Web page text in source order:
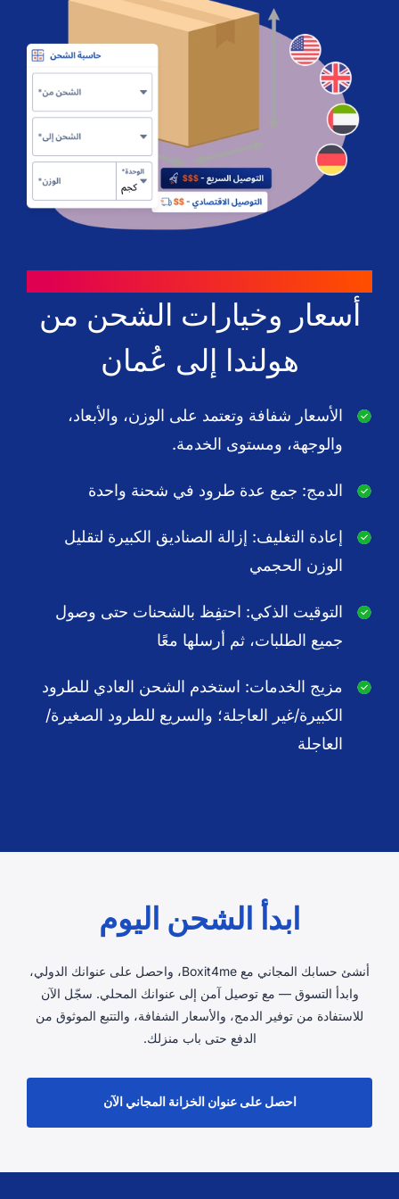
أسعار وخيارات الشحن من
هولندا إلى عُمان
الأسعار شفافة وتعتمد على الوزن، والأبعاد،
والوجهة، ومستوى الخدمة.
الدمج: جمع عدة طرود في شحنة واحدة
إعادة التغليف: إزالة الصناديق الكبيرة لتقليل
الوزن الحجمي
التوقيت الذكي: احتفِظ بالشحنات حتى وصول
جميع الطلبات، ثم أرسلها معًا
مزيج الخدمات: استخدم الشحن العادي للطرود
الكبيرة/غير العاجلة؛ والسريع للطرود الصغيرة/
العاجلة
ابدأ الشحن اليوم
أنشئ حسابك المجاني مع Boxit4me، واحصل على عنوانك الدولي،
وابدأ التسوق — مع توصيل آمن إلى عنوانك المحلي. سجّل الآن
للاستفادة من توفير الدمج، والأسعار الشفافة، والتتبع الموثوق من
الدفع حتى باب منزلك.
احصل على عنوان الخزانة المجاني الآن